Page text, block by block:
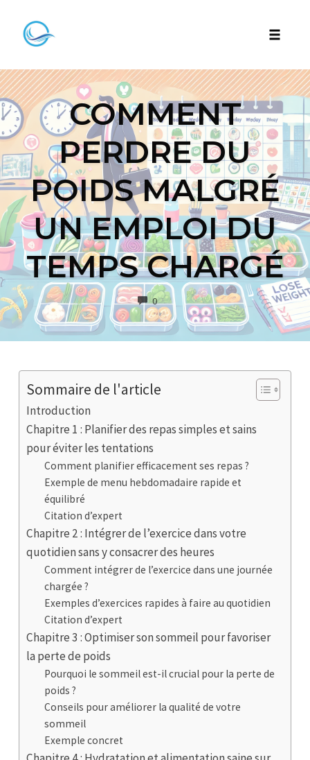
content
COMMENT
PERDRE DU
POIDS MALGRÉ
UN EMPLOI DU
TEMPS CHARGÉ
0COMMENTS
Sommaire de l'article
Introduction
Chapitre 1 : Planifier des repas simples et sains
pour éviter les tentations
Comment planifier efficacement ses repas ?
Exemple de menu hebdomadaire rapide et
équilibré
Citation d’expert
Chapitre 2 : Intégrer de l’exercice dans votre
quotidien sans y consacrer des heures
Comment intégrer de l’exercice dans une journée
chargée ?
Exemples d’exercices rapides à faire au quotidien
Citation d’expert
Chapitre 3 : Optimiser son sommeil pour favoriser
la perte de poids
Pourquoi le sommeil est-il crucial pour la perte de
poids ?
Conseils pour améliorer la qualité de votre
sommeil
Exemple concret